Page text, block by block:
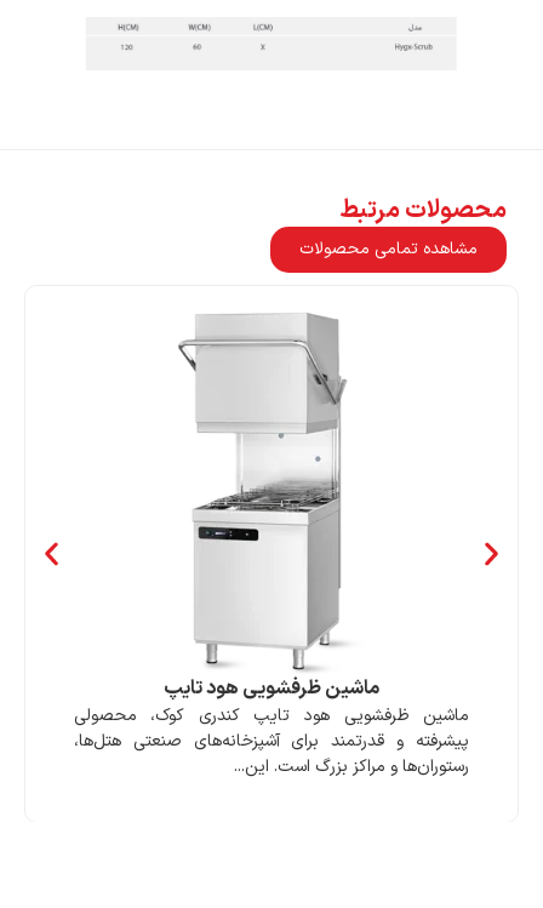
محصولات مرتبط
مشاهده تمامی محصولات
ماشین ظرفشویی هود تایپ
ماشین ظرفشویی هود تایپ کندری کوک، محصولی
پیشرفته و قدرتمند برای آشپزخانه‌های صنعتی هتل‌ها،
رستوران‌ها و مراکز بزرگ است. این...